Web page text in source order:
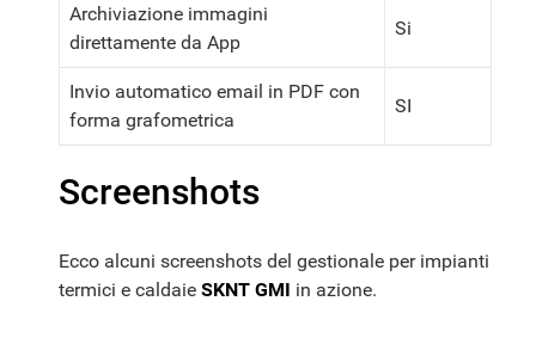
Archiviazione immagini
direttamente da App
Si
Invio automatico email in PDF con
forma grafometrica
SI
Screenshots
Ecco alcuni screenshots del gestionale per impianti
termici e caldaie SKNT GMI in azione.